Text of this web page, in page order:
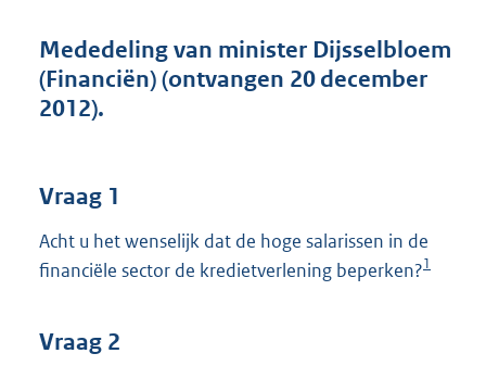
e
:
Mededeling van minister Dijsselbloem
(Financiën) (ontvangen 20 december
2012).
Vraag 1
Acht u het wenselijk dat de hoge salarissen in de
financiële sector de kredietverlening beperken?1
Vraag 2